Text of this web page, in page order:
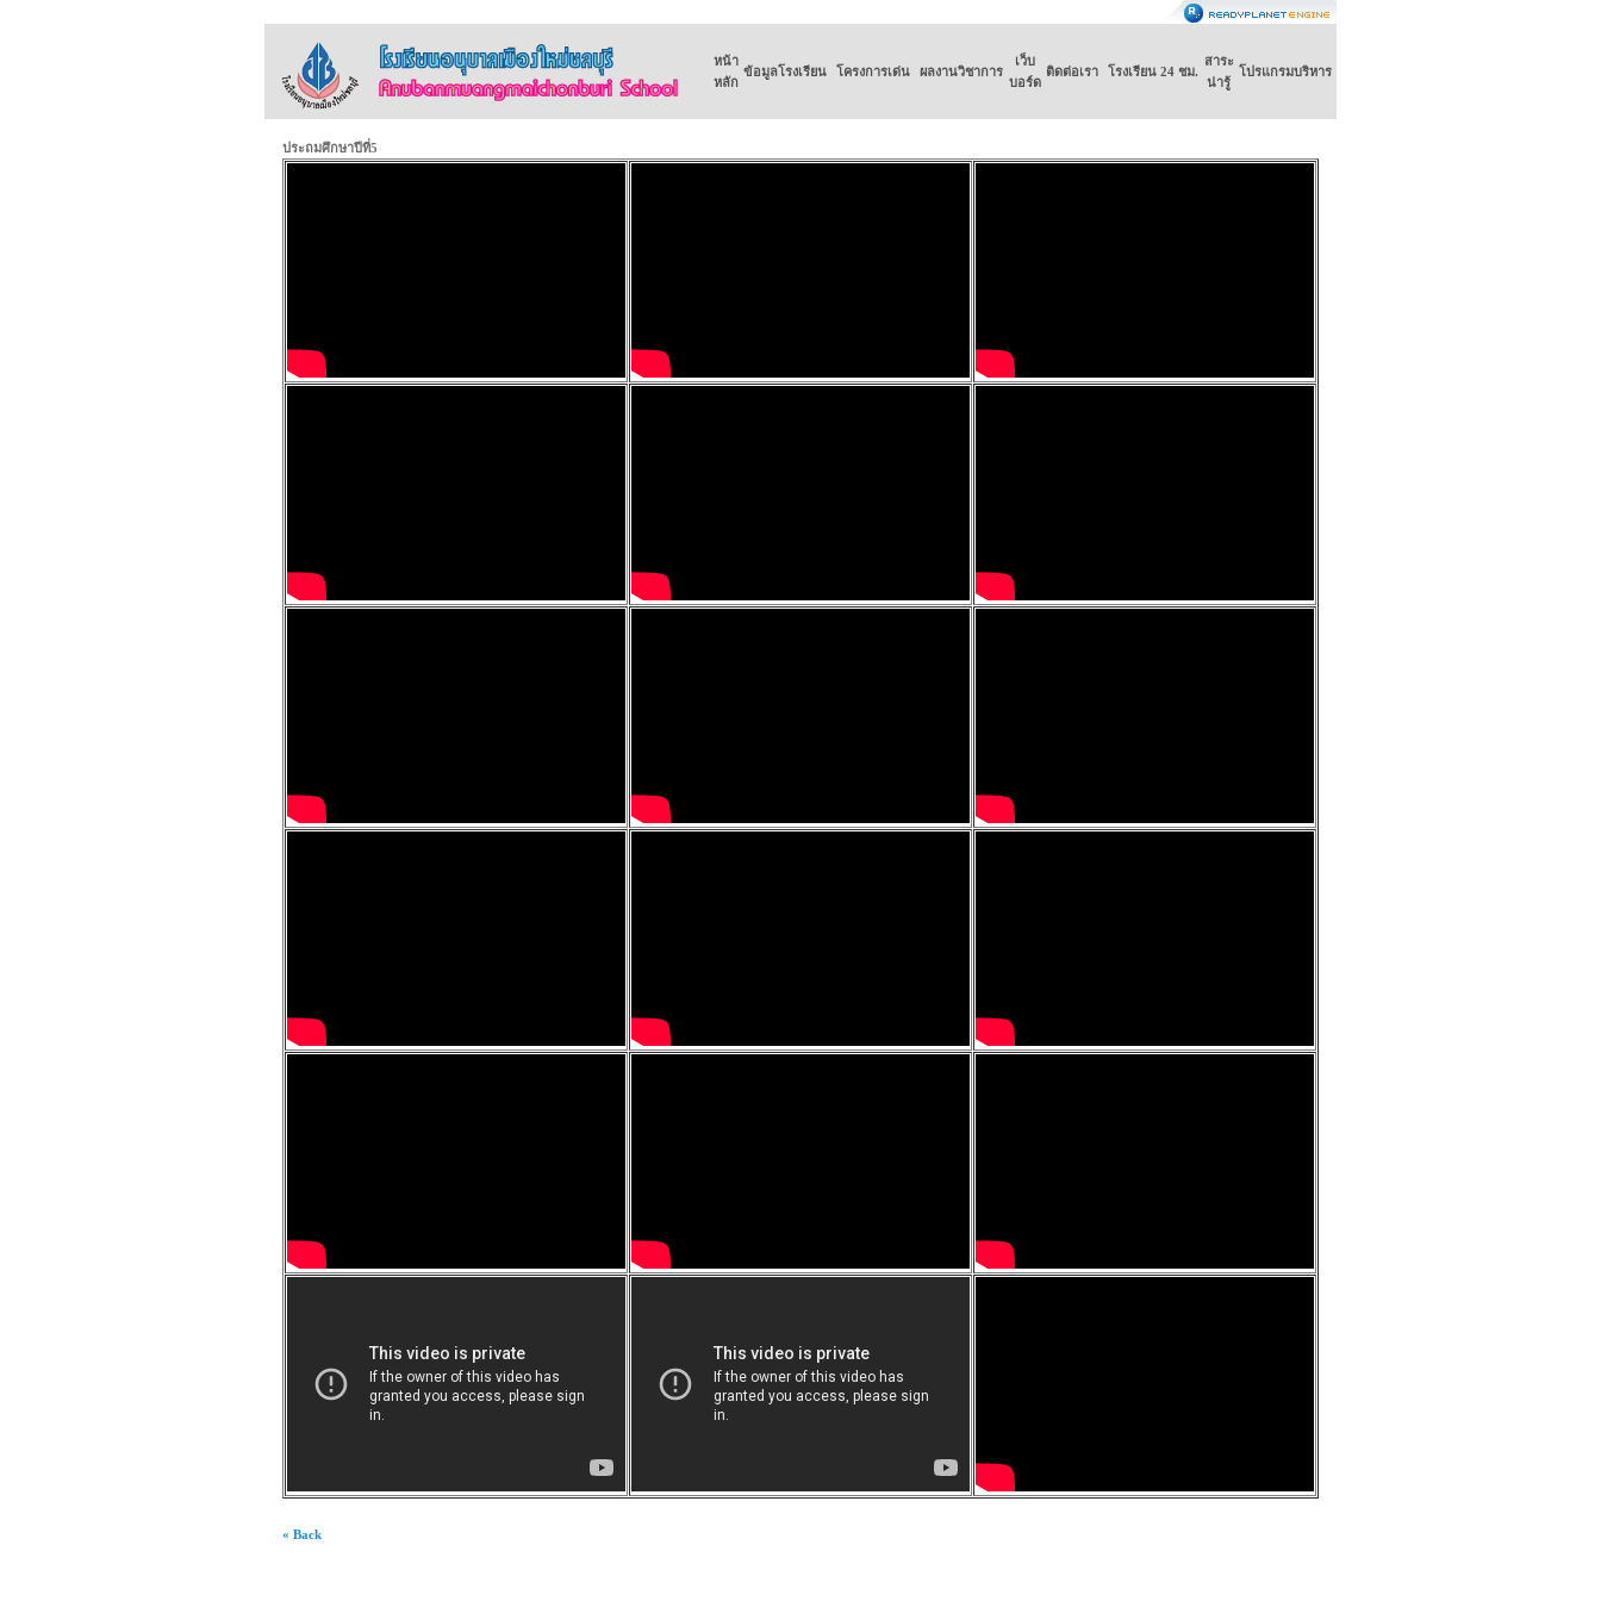
หน้า
หลัก
ข้อมูลโรงเรียน โครงการเด่น ผลงานวิชาการ
เว็บ
บอร์ด
ติดต่อเรา โรงเรียน 24 ชม.
สาระ
น่ารู้
โปรแกรมบริหาร
ประถมศึกษาปีที่5
« Back